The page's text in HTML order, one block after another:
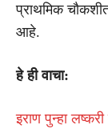
प्राथमिक
आहे.
हे ही वाचा:
इराण पुन्हा